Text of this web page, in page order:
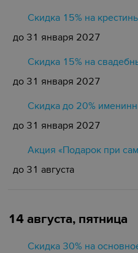
Скидка 15% на
до 31 января 2027
Cкидка 15% на
до 31 января 2027
Скидка до 20%
до 31 января 2027
Акция «Подарок при
до 31 августа
14 августа, пятница
Скидка 30% на